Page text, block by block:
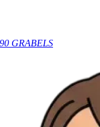
GRABELS